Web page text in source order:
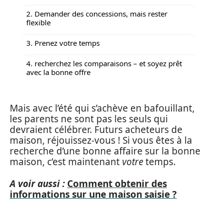
2. Demander des concessions, mais rester
flexible
3. Prenez votre temps
4. recherchez les comparaisons – et soyez prêt
avec la bonne offre
Mais avec l’été qui s’achève en bafouillant,
les parents ne sont pas les seuls qui
devraient célébrer. Futurs acheteurs de
maison, réjouissez-vous ! Si vous êtes à la
recherche d’une bonne affaire sur la bonne
maison, c’est maintenant votretemps.
A voir aussi : Comment obtenir des
informations sur une maison saisie ?